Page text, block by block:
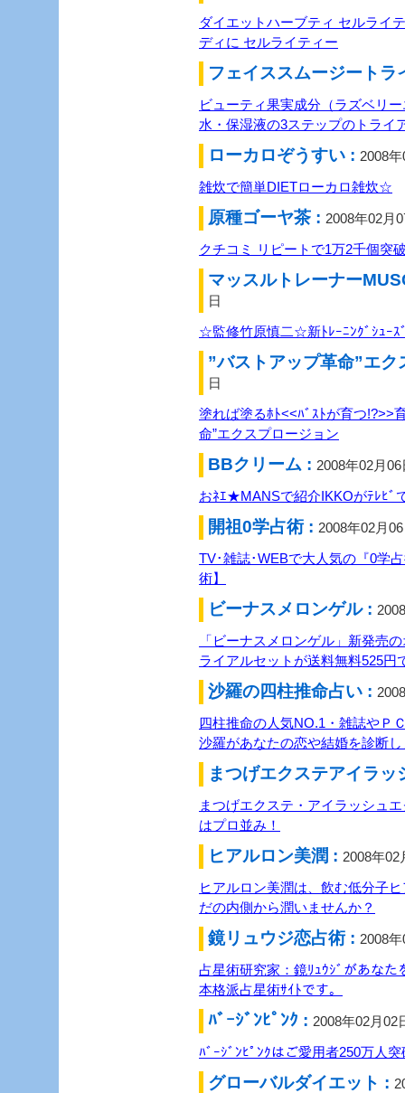
ダイエットハーブティ セルライ
ディに セルライティー
フェイススムージート
ビューティ果実成分（ラズベリ
水・保湿液の3ステップのトライ
ローカロぞうすい : 2008
雑炊で簡単DIETローカロ雑炊☆
原種ゴーヤ茶 : 2008年02月
クチコミ リピートで1万2千個突
マッスルトレーナー
日
☆監修竹原慎二☆新ﾄﾚｰﾆﾝｸﾞｼｭｰｽ
”バストアップ革命”エ
日
塗れば塗るﾎﾄ<<ﾊﾞｽﾄが育つ!?>>
命”エクスプロージョン
BBクリーム : 2008年02月06
おﾈｴ★MANSで紹介IKKOがﾃﾚﾋﾞ
開祖0学占術 : 2008年02月
TV･雑誌･WEBで大人気の『0学
術】
ビーナスメロンゲル :
「ビーナスメロンゲル」新発売
ライアルセットが送料無料525円
沙羅の四柱推命占い :
四柱推命の人気NO.1・雑誌やＰ
沙羅があなたの恋や結婚を診断
まつげエクステアイラ
まつげエクステ・アイラッシュ
はプロ並み！
ヒアルロン美潤 : 2008年02
ヒアルロン美潤は、飲む低分子
だの内側から潤いませんか？
鏡リュウジ恋占術 : 2008
占星術研究家：鏡ﾘｭｳｼﾞがあな
本格派占星術ｻｲﾄです。
ﾊﾞｰｼﾞﾝﾋﾟﾝｸ : 2008年02月02
ﾊﾞｰｼﾞﾝﾋﾟﾝｸはご愛用者250万人
グローバルダイエット :